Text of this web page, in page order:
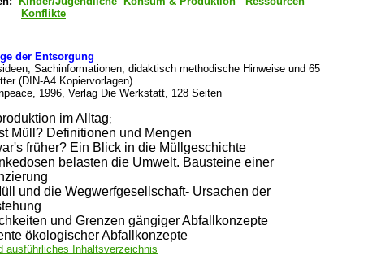
Konflikte
der Entsorgung
Sachinformationen, didaktisch methodische Hinweise und 65
(DIN-A4 Kopiervorlagen)
1996, Verlag Die Werkstatt, 128 Seiten
im Alltag;
Müll? Definitionen und Mengen
früher? Ein Blick in die Müllgeschichte
belasten die Umwelt. Bausteine einer
und die Wegwerfgesellschaft- Ursachen der
und Grenzen gängiger Abfallkonzepte
ökologischer Abfallkonzepte
ausführliches Inhaltsverzeichnis